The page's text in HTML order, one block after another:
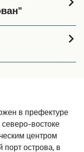
душем и
после
и
в префектуре
востоке
центром
порт острова, в